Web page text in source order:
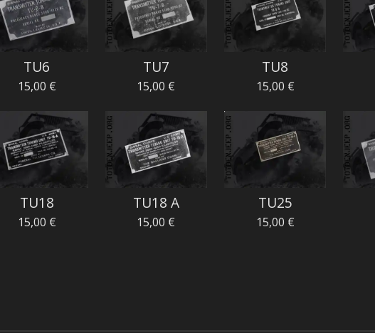
TU6
15,00 €
TU7
15,00 €
TU8
15,00 €
TU18
15,00 €
TU18 A
15,00 €
TU25
15,00 €